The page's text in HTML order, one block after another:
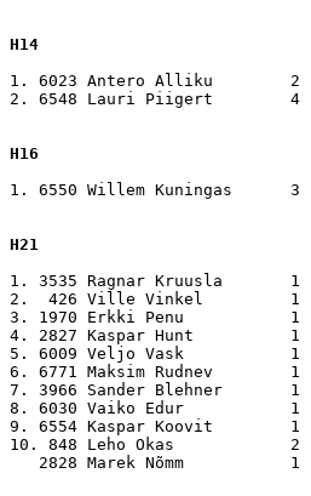
H14
1. 6023 Antero Alliku        2
2. 6548 Lauri Piigert        4
H16
1. 6550 Willem Kuningas      3
H21
1. 3535 Ragnar Kruusla       1
2.  426 Ville Vinkel         1
3. 1970 Erkki Penu           1
4. 2827 Kaspar Hunt          1
5. 6009 Veljo Vask           1
6. 6771 Maksim Rudnev
7. 3966 Sander Blehner       1
8. 6030 Vaiko Edur           1
9. 6554 Kaspar Koovit        1
10. 848 Leho Okas            2
2828 Marek Nõmm           1